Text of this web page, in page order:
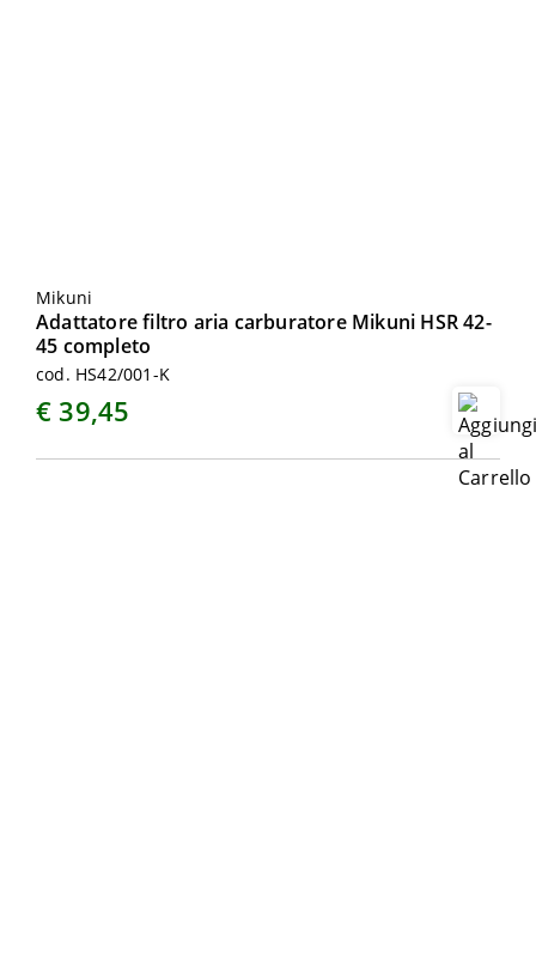
Mikuni
Adattatore filtro aria carburatore Mikuni HSR 42-
45 completo
cod. HS42/001-K
€ 39,45